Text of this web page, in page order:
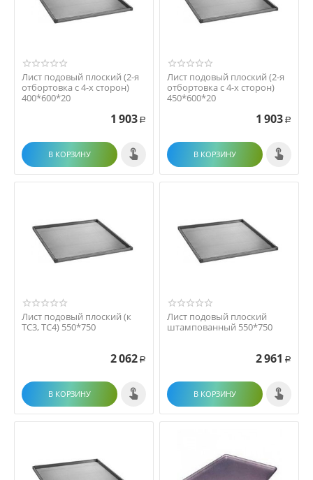
Лист подовый плоский (2-я
отбортовка с 4-х сторон)
400*600*20
1 903 Р
В КОРЗИНУ
Лист подовый плоский (2-я
отбортовка с 4-х сторон)
450*600*20
1 903 Р
В КОРЗИНУ
Лист подовый плоский (к
ТС3, ТС4) 550*750
2 062 Р
В КОРЗИНУ
Лист подовый плоский
штампованный 550*750
2 961 Р
В КОРЗИНУ